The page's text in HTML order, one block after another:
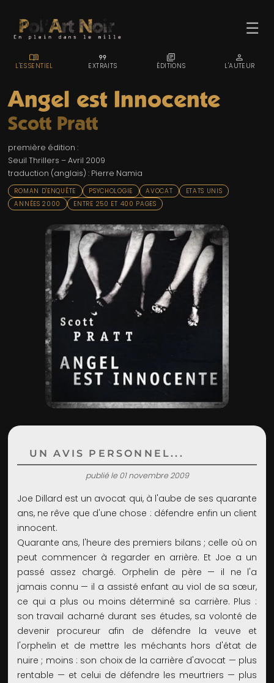
☰
ACCUEIL
TROMBINO
INDEX
RECHERCHE
LIENS & FESTIVALS
UN POLAR AU HASARD
Angel est Innocente
Scott Pratt
première édition :
Seuil Thrillers – Avril 2009
traduction (anglais) : Pierre Namia
ROMAN D'ENQUÊTE PSYCHOLOGIE AVOCAT
ETATS UNIS
ANNÉES 2000
ENTRE 250 ET 400 PAGES
UN AVIS PERSONNEL...
publié le 01 novembre 2009
Joe Dillard est un avocat qui, à l'aube de ses quarante
ans, ne rêve que d'une chose : défendre enfin un client
innocent.
Quarante ans, l'heure des premiers bilans ; celle où on
peut commencer à regarder en arrière. Et Joe a un
passé assez chargé. Orphelin de père — il ne l'a
jamais connu — il a assisté enfant au viol de sa sœur,
ce qui a plus ou moins déterminé sa carrière. Plus :
son travail acharné durant ses études, sa volonté de
devenir procureur afin de défendre la veuve et
l'orphelin et de mettre les méchants hors d'état de
nuire ; moins : son choix de la carrière d'avocat — plus
rentable — et celui de défendre les meurtriers — plus
MENU_BOOK
L'ESSENTIEL
FORMAT_QUOTE
EXTRAITS
LIBRARY_BOOKS
ÉDITIONS
PERSON
L'AUTEUR